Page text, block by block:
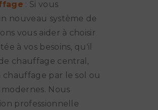
: Si vous
nouveau système de
vous aider à choisir
à vos besoins, qu'il
chauffage central,
par le sol ou
Nous
professionnelle